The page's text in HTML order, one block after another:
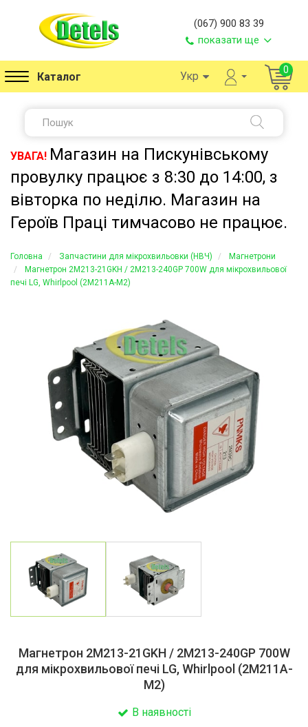
(067) 900 83 39
показати ще
Каталог Укр 0
УВАГА! Магазин на Пискунівському
провулку працює з 8:30 до 14:00, з
вівторка по неділю. Магазин на
Героїв Праці тимчасово не працює.
Головна Запчастини для мікрохвильовки (НВЧ)
Магнетрони
Магнетрон 2M213-21GKH / 2M213-240GP 700W для мікрохвильової
печі LG, Whirlpool (2M211A-M2)
Магнетрон 2M213-21GKH / 2M213-240GP 700W
для мікрохвильової печі LG, Whirlpool (2M211A-
M2)
В наявності